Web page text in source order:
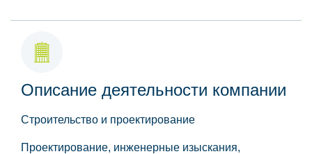
Описание деятельности компании
Строительство и проектирование
Проектирование, инженерные изыскания,